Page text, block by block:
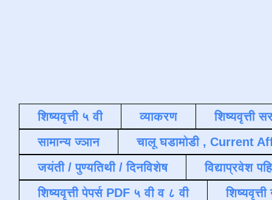
शिष्यवृत्ती ५ वी व्याकरण
शिष्यवृत्ती
सामान्य ज्ञान
चालू घडामोडी , Current
जयंती / पुण्यतिथी / दिनविशेष
विद्याप्रवेश
शिष्यवृत्ती पेपर्स PDF ५ वी व ८ वी